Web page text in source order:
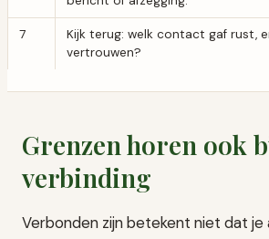
7
Kijk terug: welk contact gaf rust,
vertrouwen?
Grenzen horen ook
verbinding
Verbonden zijn betekent niet dat je